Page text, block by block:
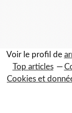
Voir le profil de
Top articles
Cookies et